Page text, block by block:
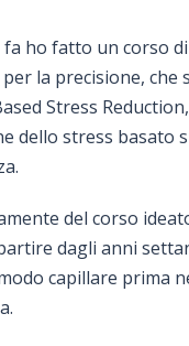
fa ho fatto un corso di
per la precisione, che
Stress
dello stress basato
del corso
dagli anni
capillare prima